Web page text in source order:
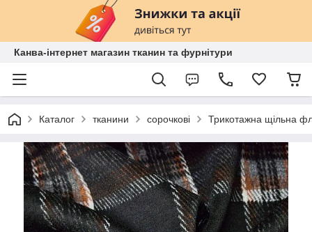
Канва-інтернет магазин тканин та фурнітури
Каталог тканини сорочкові Трикотажна щільна